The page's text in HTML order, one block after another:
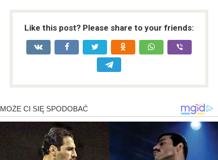
Like this post? Please share to your friends: